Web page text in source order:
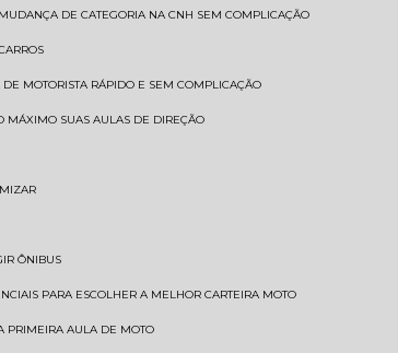
DE CATEGORIA NA CNH SEM COMPLICAÇÃO
DE MOTORISTA RÁPIDO E SEM COMPLICAÇÃO
MÁXIMO SUAS AULAS DE DIREÇÃO
ÔNIBUS
PARA ESCOLHER A MELHOR CARTEIRA MOTO
PRIMEIRA AULA DE MOTO